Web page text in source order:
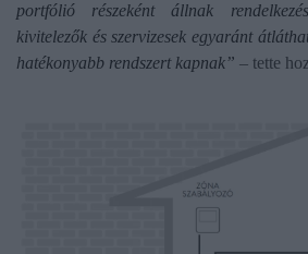
portfólió részeként állnak
kivitelezők és szervizesek egyaránt
hatékonyabb rendszert kapnak” – tette